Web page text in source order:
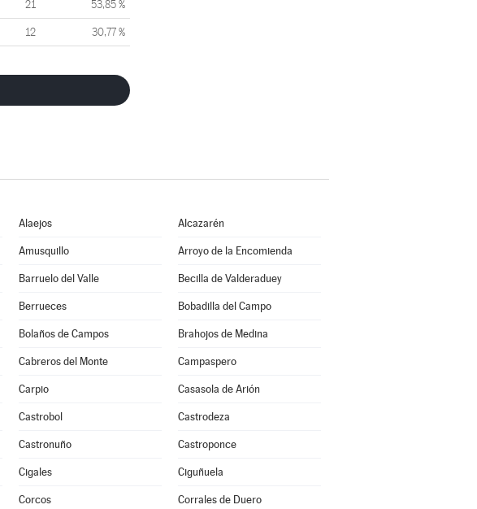
21 53,85 %
12 30,77 %
Alaejos Alcazarén
Amusquillo Arroyo de la Encomienda
Barruelo del Valle Becilla de Valderaduey
Berrueces Bobadilla del Campo
Bolaños de Campos Brahojos de Medina
Cabreros del Monte Campaspero
Carpio Casasola de Arión
Castrobol Castrodeza
Castronuño Castroponce
Cigales Ciguñuela
Corcos Corrales de Duero